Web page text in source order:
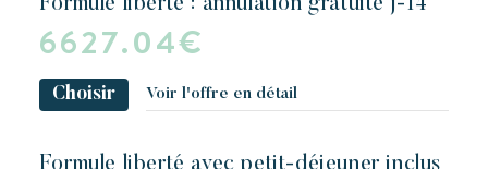
6627.04€
Choisir Voir l'offre en détail
formule liberté avec petit-déjeuner inclus